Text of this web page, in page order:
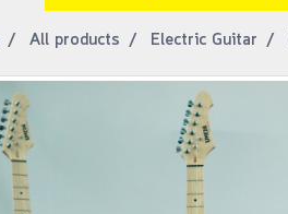
All products Electric Guitar